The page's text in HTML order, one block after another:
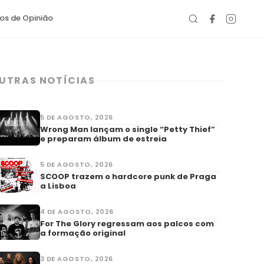
de Opinião
NOTÍCIAS
5 DE AGOSTO, 2026
Wrong Man lançam o single “Petty Thief”
e preparam álbum de estreia
5 DE AGOSTO, 2026
SCOOP trazem o hardcore punk de Praga
a Lisboa
4 DE AGOSTO, 2026
For The Glory regressam aos palcos com
a formação original
3 DE AGOSTO, 2026